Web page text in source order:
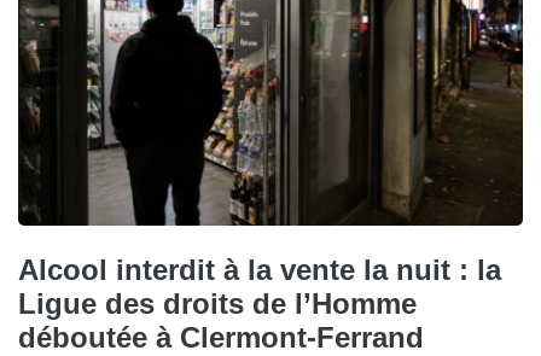
Alcool interdit à la vente la nuit : la
Ligue des droits de l’Homme
déboutée à Clermont-Ferrand